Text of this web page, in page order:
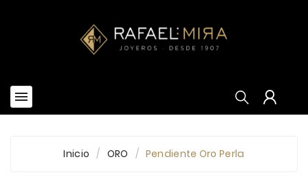


Inicio ORO Pendiente Oro Perla